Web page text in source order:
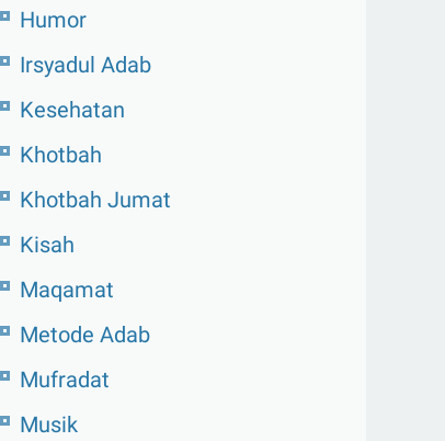
Humor
Irsyadul Adab
Kesehatan
Khotbah
Khotbah Jumat
Kisah
Maqamat
Metode Adab
Mufradat
Musik